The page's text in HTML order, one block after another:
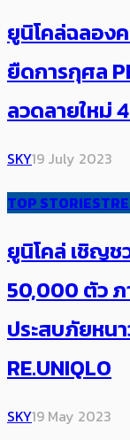
ยูนิโคล่ฉลอง
ยืดการกุศล
ลวดลายใหม่
SKY19 July 2023
TOP STORIES
ยูนิโคล่ เชิญช
50,000 ตัว
ประสบภัยหน
RE.UNIQLO
SKY19 May 2023